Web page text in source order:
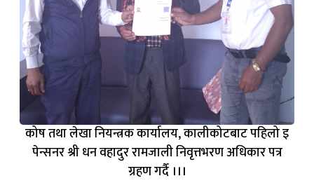
कोष तथा लेखा नियन्त्रक कार्यालय, कालीकोटबाट पहिलो इ
पेन्सनर श्री धन वहादुर रामजाली निवृत्तभरण अधिकार पत्र
ग्रहण गर्दै ।।।